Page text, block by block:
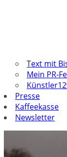
Text mit
Mein PR-
Presse
Kaffeekasse
Newsletter